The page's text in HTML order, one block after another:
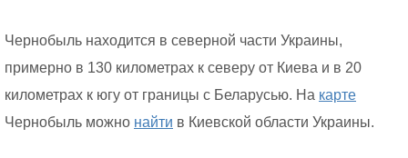
Чернобыль находится в северной части Украины,
примерно в 130 километрах к северу от Киева и в 20
километрах к югу от границы с Беларусью. На карте
Чернобыль можно найти в Киевской области Украины.